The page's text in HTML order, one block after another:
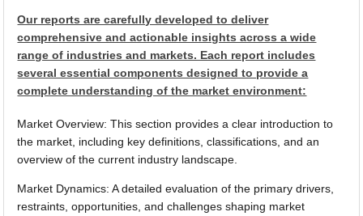
Our reports are carefully developed to deliver
comprehensive and actionable insights across a wide
range of industries and markets. Each report includes
several essential components designed to provide a
complete understanding of the market environment:
Market Overview: This section provides a clear introduction to
the market, including key definitions, classifications, and an
overview of the current industry landscape.
Market Dynamics: A detailed evaluation of the primary drivers,
restraints, opportunities, and challenges shaping market